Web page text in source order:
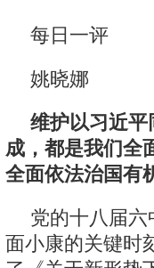
每日一评
姚晓娜
维护以习近
成，都是我们全
全面依法治国有
党的十八届
面小康的关键时